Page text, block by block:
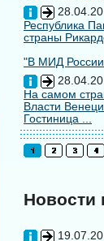
Республика
страны
"В МИД России
На самом
Власти
Гостиница ...
Новости